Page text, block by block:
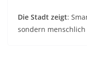
Die Stadt zeigt:
sondern